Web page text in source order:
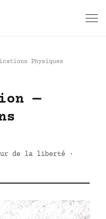
Physiques
—
de la liberté ·